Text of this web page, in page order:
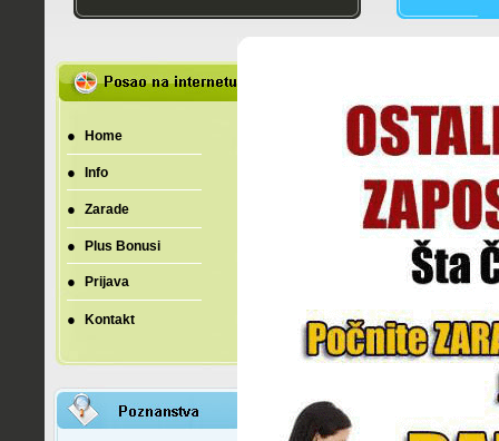
● Home
● Info
● Zarade
● Plus Bonusi
● Prijava
● Kontakt